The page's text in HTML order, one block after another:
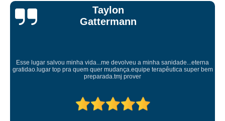
Taylon
Gattermann
Esse lugar salvou minha vida...me devolveu a minha sanidade...eterna
gratidao.lugar top pra quem quer mudança.equipe terapêutica super bem
preparada.tmj prover